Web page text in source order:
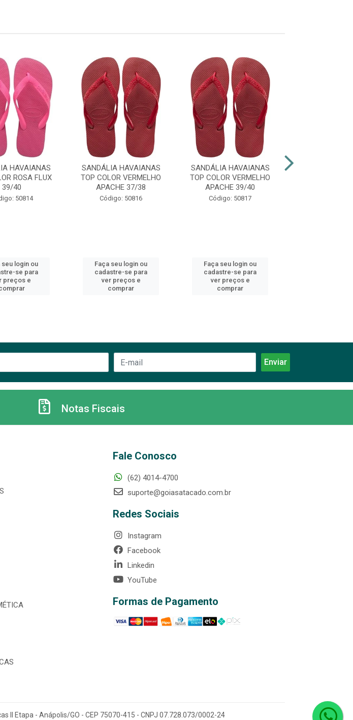
HAVAIANAS
ROSA FLUX
39/40
50814
seu login ou
se para
preços e
SANDÁLIA HAVAIANAS
TOP COLOR VERMELHO
APACHE 37/38
Código: 50816
Faça seu login ou
cadastre-se para
ver preços e
comprar
SANDÁLIA HAVAIANAS
TOP COLOR VERMELHO
APACHE 39/40
Código: 50817
Faça seu login ou
cadastre-se para
ver preços e
comprar
Notas Fiscais
Fale Conosco
(62) 4014-4700
suporte@goiasatacado.com.br
Redes Sociais
Instagram
Facebook
Linkedin
YouTube
Formas de Pagamento
II Etapa - Anápolis/GO - CEP 75070-415 - CNPJ 07.728.073/0002-24